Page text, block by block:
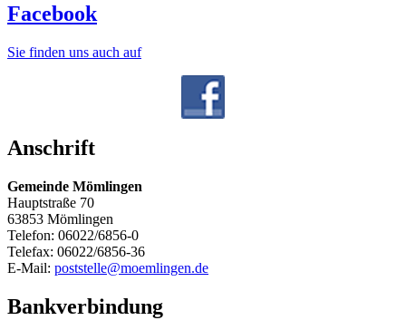
Facebook
Sie finden uns auch auf
Anschrift
Gemeinde Mömlingen
Hauptstraße 70
63853 Mömlingen
Telefon: 06022/6856-0
Telefax: 06022/6856-36
E-Mail: poststelle@moemlingen.de
Bankverbindung